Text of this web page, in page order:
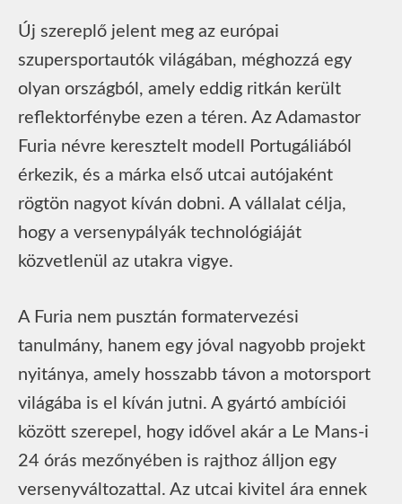
Új szereplő jelent meg az európai
szupersportautók világában, méghozzá egy
olyan országból, amely eddig ritkán került
reflektorfénybe ezen a téren. Az Adamastor
Furia névre keresztelt modell Portugáliából
érkezik, és a márka első utcai autójaként
rögtön nagyot kíván dobni. A vállalat célja,
hogy a versenypályák technológiáját
közvetlenül az utakra vigye.
A Furia nem pusztán formatervezési
tanulmány, hanem egy jóval nagyobb projekt
nyitánya, amely hosszabb távon a motorsport
világába is el kíván jutni. A gyártó ambíciói
között szerepel, hogy idővel akár a Le Mans-i
24 órás mezőnyében is rajthoz álljon egy
versenyváltozattal. Az utcai kivitel ára ennek